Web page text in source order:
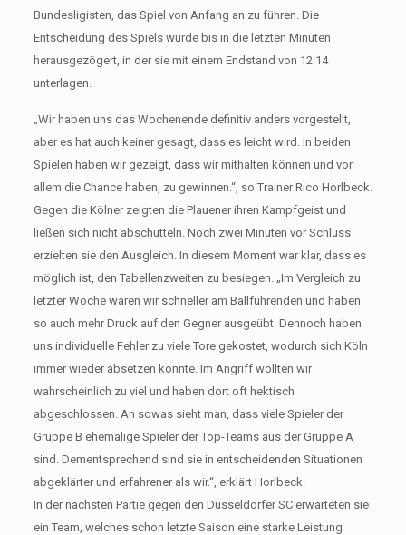
Bundesligisten, das Spiel von Anfang an zu führen. Die
Entscheidung des Spiels wurde bis in die letzten Minuten
herausgezögert, in der sie mit einem Endstand von 12:14
unterlagen.
„Wir haben uns das Wochenende definitiv anders vorgestellt,
aber es hat auch keiner gesagt, dass es leicht wird. In beiden
Spielen haben wir gezeigt, dass wir mithalten können und vor
allem die Chance haben, zu gewinnen.“, so Trainer Rico Horlbeck.
Gegen die Kölner zeigten die Plauener ihren Kampfgeist und
ließen sich nicht abschütteln. Noch zwei Minuten vor Schluss
erzielten sie den Ausgleich. In diesem Moment war klar, dass es
möglich ist, den Tabellenzweiten zu besiegen. „Im Vergleich zu
letzter Woche waren wir schneller am Ballführenden und haben
so auch mehr Druck auf den Gegner ausgeübt. Dennoch haben
uns individuelle Fehler zu viele Tore gekostet, wodurch sich Köln
immer wieder absetzen konnte. Im Angriff wollten wir
wahrscheinlich zu viel und haben dort oft hektisch
abgeschlossen. An sowas sieht man, dass viele Spieler der
Gruppe B ehemalige Spieler der Top-Teams aus der Gruppe A
sind. Dementsprechend sind sie in entscheidenden Situationen
abgeklärter und erfahrener als wir.“, erklärt Horlbeck.
In der nächsten Partie gegen den Düsseldorfer SC erwarteten sie
ein Team, welches schon letzte Saison eine starke Leistung